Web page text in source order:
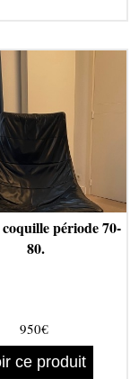
période 70-
80.
950€
ce produit